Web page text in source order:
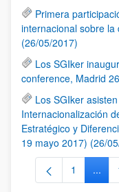
Primera
internacional sobre la
(26/05/2017)
Los SGIker
conference, Madrid
Los SGIker
Internacionalización
Estratégico y
19 mayo 2017) (26/
Página
1 ...